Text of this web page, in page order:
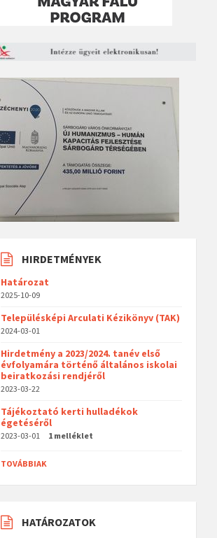
HIRDETMÉNYEK
Határozat
2025-10-09
Településképi Arculati Kézikönyv (TAK)
2024-03-01
Hirdetmény a 2023/2024. tanév első
évfolyamára történő általános iskolai
beiratkozási rendjéről
2023-03-22
Tájékoztató kerti hulladékok
égetéséről
2023-03-01 1 melléklet
TOVÁBBIAK
HATÁROZATOK